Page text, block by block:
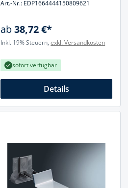
Art.-Nr.: EDP1664444150809621
ab38,72 €*
Inkl. 19% Steuern,exkl. Versandkosten
sofort verfügbar
Details